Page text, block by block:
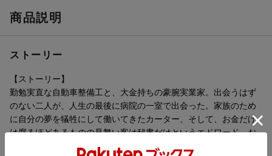
収録時間
色彩 カラー
言語 英語(オリジナル言語)／日本語(吹替言語)
音声方式
ドルビーデジタル5.1chサラウンド(オリジ
ラウンド(吹替音声方式)
商品説明
ストーリー
【ストーリー】
勤勉実直な自動車整備工と、大金持ちの豪腕実業家。出会うはず
のない二人が、人生の最後に病院の一室で出会った。家族のため
に自分の夢を犠牲にして働いてきたカーター、そして、お金だけ
は腐るほどあるものの見舞い客は秘書だけというエドワード。お
互いに人生の期限を言い渡されたという以外、共通点は何もな